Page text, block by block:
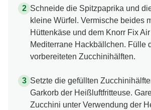
Schneide die Spitzpaprika und
kleine Würfel. Vermische beides
Hüttenkäse und dem Knorr Fix
Mediterrane Hackbällchen. Fülle
vorbereiteten Zucchinihälften.
Setzte die gefüllten
Garkorb der Heißluftfritteuse.
Zucchini unter Verwendung der